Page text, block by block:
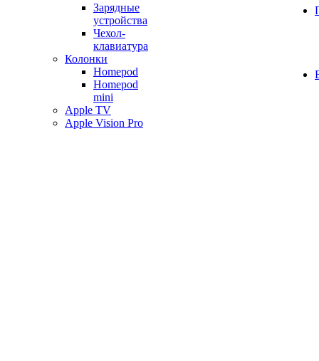
Зарядные
устройства
Чехол-
клавиатура
Колонки
Homepod
Homepod
mini
Apple TV
Apple Vision Pro